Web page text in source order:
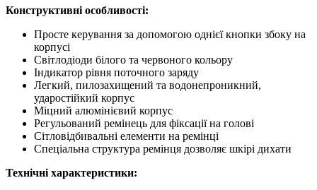
Конструктивні особливості:
Просте керування за допомогою однієї кнопки збоку на
корпусі
Світлодіоди білого та червоного кольору
Індикатор рівня поточного заряду
Легкий, пилозахищений та водонепроникний,
ударостійкий корпус
Міцний алюмінієвий корпус
Регульований ремінець для фіксації на голові
Сітловідбивальні елементи на ремінці
Спеціальна структура ремінця дозволяє шкірі дихати
Технічні характеристики: